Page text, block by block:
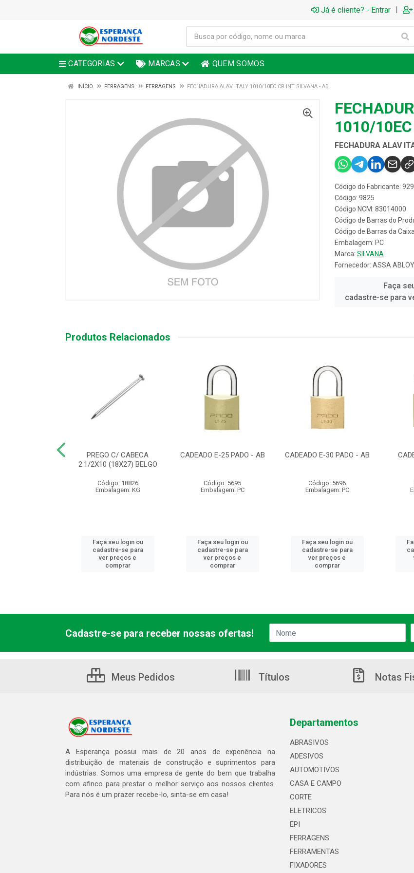
Já é cliente? - Entrar |
CATEGORIAS MARCAS QUEM SOMOS
INÍCIO FERRAGENS FERRAGENS FECHADURA ALAV ITALY 1010/10EC CR INT SILVANA - AB
1010/
FECHADURA ALAV
Código do Fabricante:
Código: 9825
Código NCM: 83014000
Código de Barras do
Código de Barras da
Embalagem: PC
Marca: SILVANA
Fornecedor: ASSA
Faça
cadastre-se para
Produtos Relacionados
PREGO C/ CABECA
2.1/2X10 (18X27) BELGO
Código: 18826
Embalagem: KG
Faça seu login ou
cadastre-se para
ver preços e
comprar
CADEADO E-25 PADO - AB
Código: 5695
Embalagem: PC
Faça seu login ou
cadastre-se para
ver preços e
comprar
CADEADO E-30 PADO - AB
Código: 5696
Embalagem: PC
Faça seu login ou
cadastre-se para
ver preços e
comprar
Cadastre-se para receber nossas ofertas!
Meus Pedidos Títulos Notas
A Esperança possui mais de 20 anos de experiência na
distribuição de materiais de construção e suprimentos para
indústrias. Somos uma empresa de gente do bem que trabalha
com afinco para prestar o melhor serviço aos nossos clientes.
Para nós é um prazer recebe-lo, sinta-se em casa!
Departamentos
ABRASIVOS
ADESIVOS
AUTOMOTIVOS
CASA E CAMPO
CORTE
ELETRICOS
EPI
FERRAGENS
FERRAMENTAS
FIXADORES